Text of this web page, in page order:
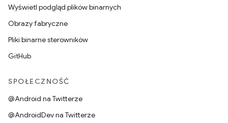
Wyświetl podgląd plików binarnych
Obrazy fabryczne
Pliki binarne sterowników
GitHub
SPOŁECZNOŚĆ
@Android na Twitterze
@AndroidDev na Twitterze